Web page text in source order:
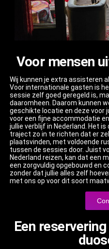
Voor mensen
Wij kunnen je extra assisteren
Voor internationale gasten is
sessie zelf goed geregeld is,
daaromheen. Daarom kunnen
geschikte locatie en deze voor
voor een fijne accommodatie
jullie verblijf in Nederland. Het
traject zo in te richten dat er
plaatsvinden, met voldoende
tussen de sessies door. Juist
Nederland reizen, kan dat een
een zorgvuldig opgebouwd en
zonder dat jullie alles zelf
met ons op voor dit soort
Een